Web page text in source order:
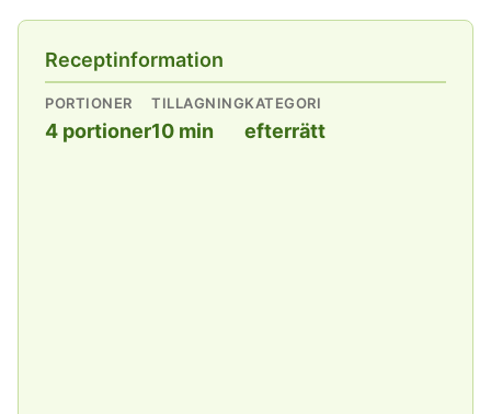
Receptinformation
PORTIONER
4 portioner
TILLAGNING
10 min
KATEGORI
efterrätt